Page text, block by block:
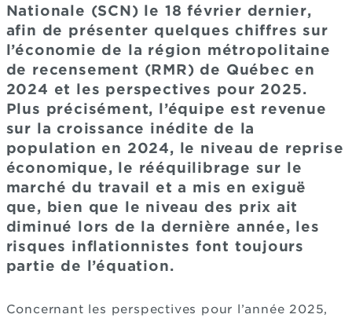
Nationale (SCN) le 18 février dernier,
afin de présenter quelques chiffres sur
l’économie de la région métropolitaine
de recensement (RMR) de Québec en
2024 et les perspectives pour 2025.
Plus précisément, l’équipe est revenue
sur la croissance inédite de la
population en 2024, le niveau de reprise
économique, le rééquilibrage sur le
marché du travail et a mis en exiguë
que, bien que le niveau des prix ait
diminué lors de la dernière année, les
risques inflationnistes font toujours
partie de l’équation.
Concernant les perspectives pour l’année 2025,